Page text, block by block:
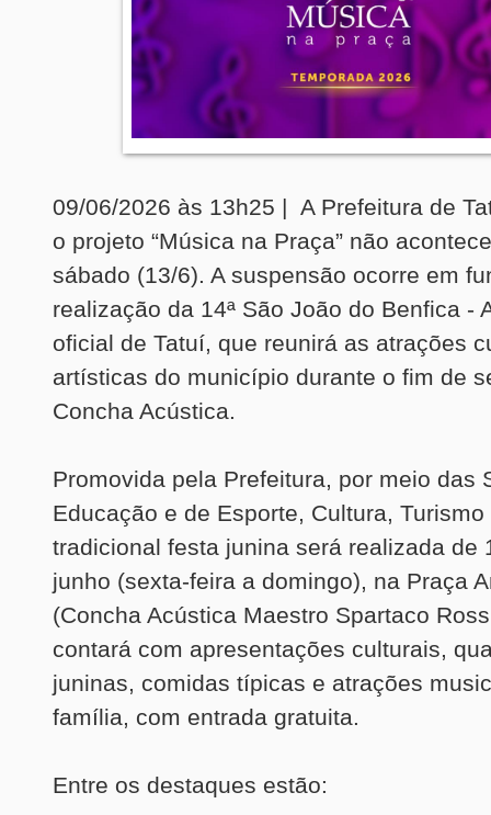
09/06/2026 às 13h25 | A Prefeitura de
o projeto “Música na Praça” não
sábado (13/6). A suspensão ocorre em
realização da 14ª São João do Benfica -
oficial de Tatuí, que reunirá as atrações
artísticas do município durante o fim de
Concha Acústica.
Promovida pela Prefeitura, por meio das
Educação e de Esporte, Cultura, Turismo
tradicional festa junina será realizada de
junho (sexta-feira a domingo), na Praça
(Concha Acústica Maestro Spartaco
contará com apresentações culturais,
juninas, comidas típicas e atrações
família, com entrada gratuita.
Entre os destaques estão: